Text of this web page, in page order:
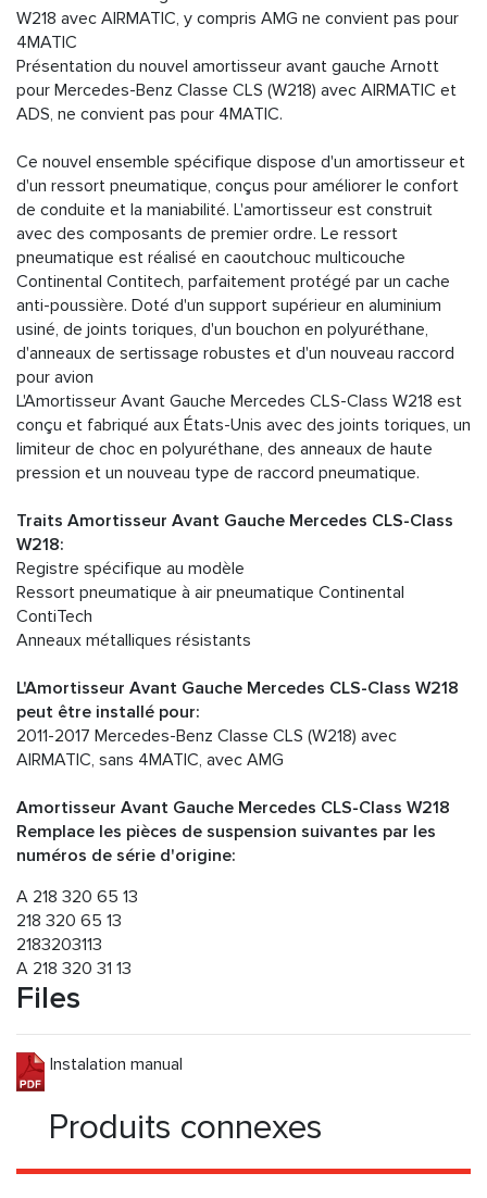
W218 avec AIRMATIC, y compris AMG ne convient pas pour
4MATIC
Présentation du nouvel amortisseur avant gauche Arnott
pour Mercedes-Benz Classe CLS (W218) avec AIRMATIC et
ADS, ne convient pas pour 4MATIC.
Ce nouvel ensemble spécifique dispose d'un amortisseur et
d'un ressort pneumatique, conçus pour améliorer le confort
de conduite et la maniabilité. L'amortisseur est construit
avec des composants de premier ordre. Le ressort
pneumatique est réalisé en caoutchouc multicouche
Continental Contitech, parfaitement protégé par un cache
anti-poussière. Doté d'un support supérieur en aluminium
usiné, de joints toriques, d'un bouchon en polyuréthane,
d'anneaux de sertissage robustes et d'un nouveau raccord
pour avion
L'Amortisseur Avant Gauche Mercedes CLS-Class W218 est
conçu et fabriqué aux États-Unis avec des joints toriques, un
limiteur de choc en polyuréthane, des anneaux de haute
pression et un nouveau type de raccord pneumatique.
Traits Amortisseur Avant Gauche Mercedes CLS-Class
W218:
Registre spécifique au modèle
Ressort pneumatique à air pneumatique Continental
ContiTech
Anneaux métalliques résistants
L'Amortisseur Avant Gauche Mercedes CLS-Class W218
peut être installé pour:
2011-2017 Mercedes-Benz Classe CLS (W218) avec
AIRMATIC, sans 4MATIC, avec AMG
Amortisseur Avant Gauche Mercedes CLS-Class W218
Remplace les pièces de suspension suivantes par les
numéros de série d'origine:
A 218 320 65 13
218 320 65 13
2183203113
A 218 320 31 13
Files
Instalation manual
Produits connexes